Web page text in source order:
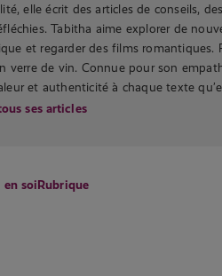
elle écrit des articles de conseils,
Tabitha aime explorer de
et regarder des films
verre de vin. Connue pour son
et authenticité à chaque texte
ses articles
en soiRubrique